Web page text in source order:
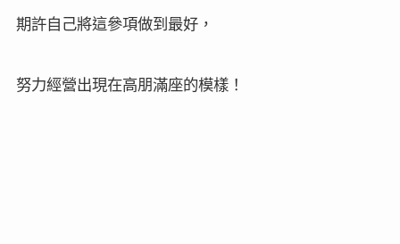
期許自己將這參項做到最好，
努力經營出現在高朋滿座的模樣！